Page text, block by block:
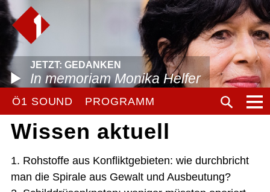
JETZT: GEDANKEN
In memoriam Monika Helfer
Ö1 SOUND PROGRAMM
Wissen aktuell
1. Rohstoffe aus Konfliktgebieten: wie durchbricht
man die Spirale aus Gewalt und Ausbeutung?